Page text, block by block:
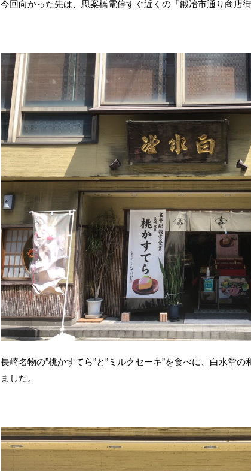
今回向かった先は、思案橋電停すぐ近くの「鍛冶市通り商店街
長崎名物の”桃かすてら”と”ミルクセーキ”を食べに、白水堂
ました。